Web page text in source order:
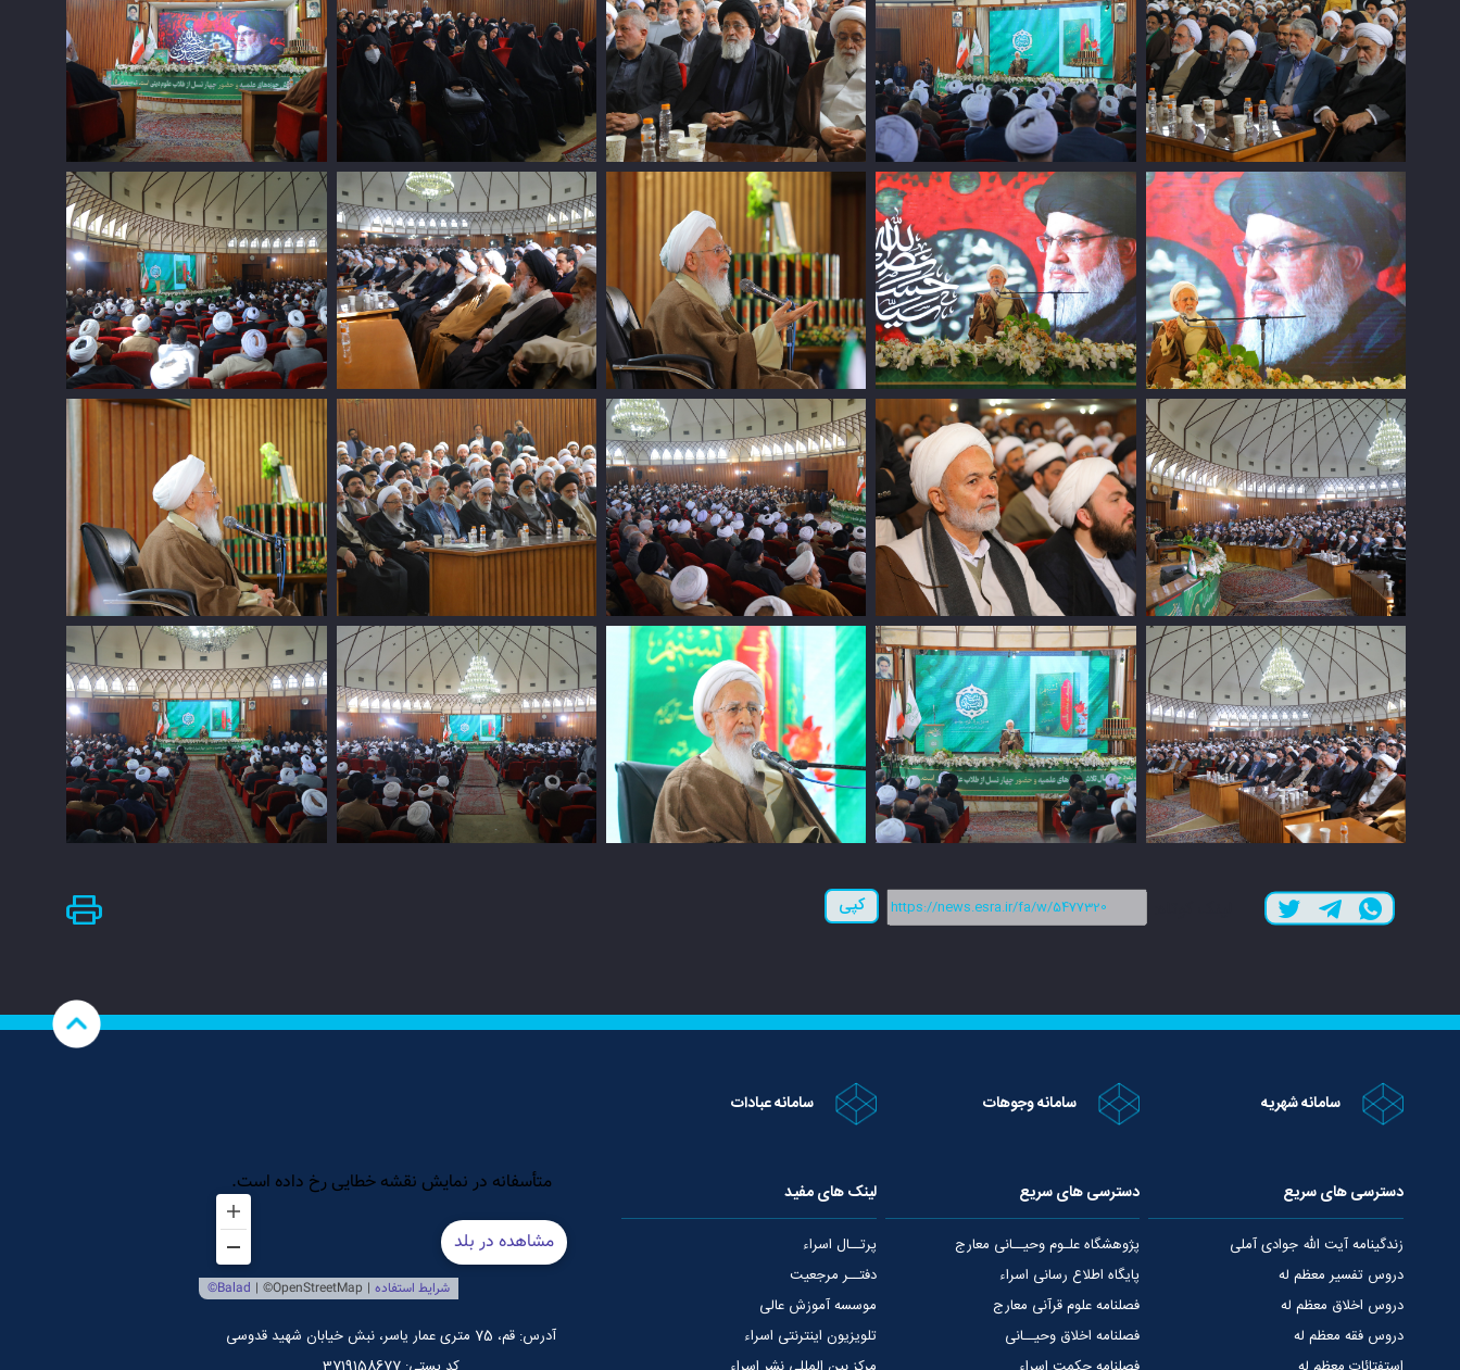
کپی
سامانه شهریه سامانه وجوهات سامانه عبادات
دسترسی های سریع
زندگینامه آیت الله جوادی آملی
دروس تفسیر معظم له
دروس اخلاق معظم له
دروس فقه معظم له
دسترسی های سریع
پژوهشگاه علـوم وحیــانی معارج
پایگاه اطلاع رسانی اسراء
فصلنامه علوم قرآنی معارج
فصلنامه اخلاق وحیــانی
لینک های مفید
پرتــال اسراء
دفتــر مرجعیت
موسسه آموزش عالی
تلویزیون اینترنتی اسراء
آدرس: قم، 75 متری عمار یاسر، نبش خیابان شهید قدوسی